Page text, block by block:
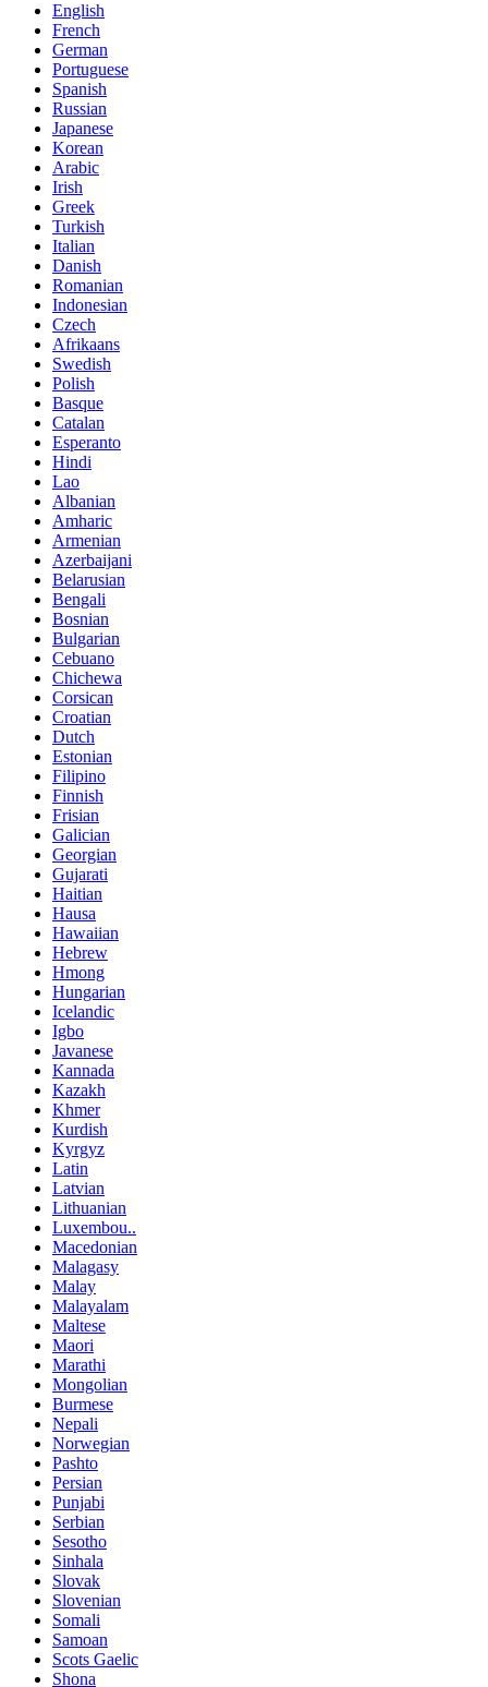
English
French
German
Portuguese
Spanish
Russian
Japanese
Korean
Arabic
Irish
Greek
Turkish
Italian
Danish
Romanian
Indonesian
Czech
Afrikaans
Swedish
Polish
Basque
Catalan
Esperanto
Hindi
Lao
Albanian
Amharic
Armenian
Azerbaijani
Belarusian
Bengali
Bosnian
Bulgarian
Cebuano
Chichewa
Corsican
Croatian
Dutch
Estonian
Filipino
Finnish
Frisian
Galician
Georgian
Gujarati
Haitian
Hausa
Hawaiian
Hebrew
Hmong
Hungarian
Icelandic
Igbo
Javanese
Kannada
Kazakh
Khmer
Kurdish
Kyrgyz
Latin
Latvian
Lithuanian
Luxembou..
Macedonian
Malagasy
Malay
Malayalam
Maltese
Maori
Marathi
Mongolian
Burmese
Nepali
Norwegian
Pashto
Persian
Punjabi
Serbian
Sesotho
Sinhala
Slovak
Slovenian
Somali
Samoan
Scots Gaelic
Shona